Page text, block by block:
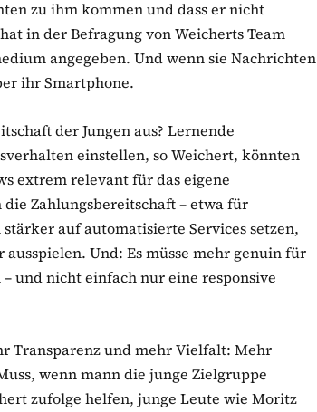
zu ihm kommen und dass er nicht
in der Befragung von Weicherts Team
angegeben. Und wenn sie Nachrichten
ihr Smartphone.
der Jungen aus? Lernende
einstellen, so Weichert, könnten
extrem relevant für das eigene
Zahlungsbereitschaft – etwa für
auf automatisierte Services setzen,
Und: Es müsse mehr genuin für
und nicht einfach nur eine responsive
Transparenz und mehr Vielfalt: Mehr
wenn mann die junge Zielgruppe
zufolge helfen, junge Leute wie Moritz